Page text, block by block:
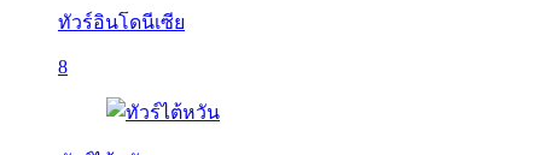
ทัวร์อินโดนีเซีย
8